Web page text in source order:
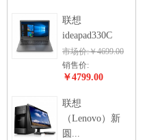
联想
ideapad330C
市场价:￥4699.00
销售价:
￥4799.00
联想
（Lenovo）新
圆...